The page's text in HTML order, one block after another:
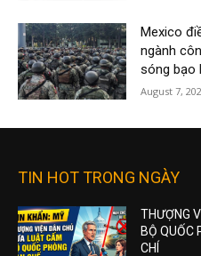
Mexico
ngành
sóng bạo
August 7,
TIN HOT TRONG NGÀY
THƯỢNG
BỘ QUỐC
CHÍ